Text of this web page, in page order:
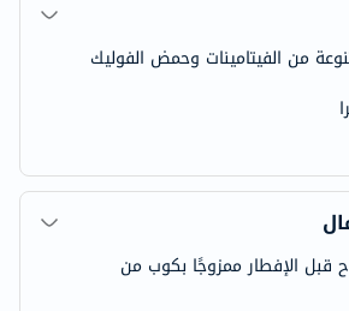
من الفيتامينات وحمض الفوليك
قبل الإفطار ممزوجًا بكوب من